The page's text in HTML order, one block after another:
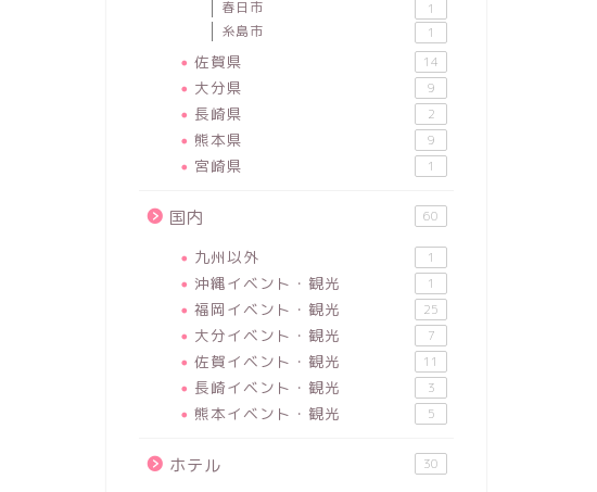
春日市 1
糸島市 1
佐賀県 14
大分県 9
長崎県 2
熊本県 9
宮崎県 1
国内 60
九州以外 1
沖縄イベント・観光 1
福岡イベント・観光 25
大分イベント・観光 7
佐賀イベント・観光 11
長崎イベント・観光 3
熊本イベント・観光 5
ホテル 30